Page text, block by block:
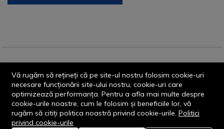
© 2013-2026 - Dornik Total Services S.R.L. CUI 32211812
Reg.Com. J13/1996/2013, Str. Transilvaniei, Nr. 19A
Vă rugăm să rețineți că pe site-ul nostru folosim cookie-uri
necesare funcționării site-ului nostru, cookie-uri care
optimizează performanța. Pentru a afla mai multe despre
cookie-urile noastre, cum le folosim și beneficiile lor, vă
rugăm să citiți politica noastră privind cookie-urile. Politici
privind cookie-urile